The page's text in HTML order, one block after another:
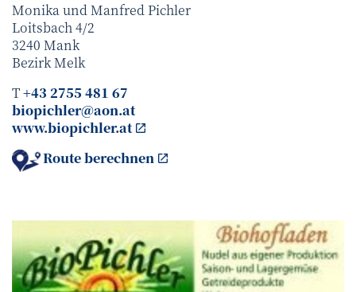
Monika und Manfred Pichler
Loitsbach 4/2
3240 Mank
BezirkMelk
T+43 2755 481 67
biopichler@aon.at
www.biopichler.at
Route berechnen